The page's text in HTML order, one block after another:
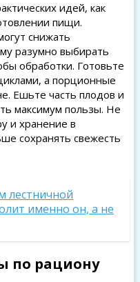
идей, как
пищи.
снижать
разумно выбирать
обработки. Готовьте
а порционные
Ешьте часть плодов и
максимум пользы. Не
и хранение в
сохранять свежесть
лестничной
именно он, а не
по рациону